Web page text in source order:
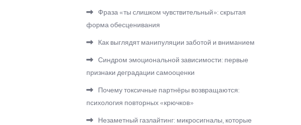
Фраза «ты слишком чувствительный»: скрытая
форма обесценивания
Как выглядят манипуляции заботой и вниманием
Синдром эмоциональной зависимости: первые
признаки деградации самооценки
Почему токсичные партнёры возвращаются:
психология повторных «крючков»
Незаметный газлайтинг: микросигналы, которые